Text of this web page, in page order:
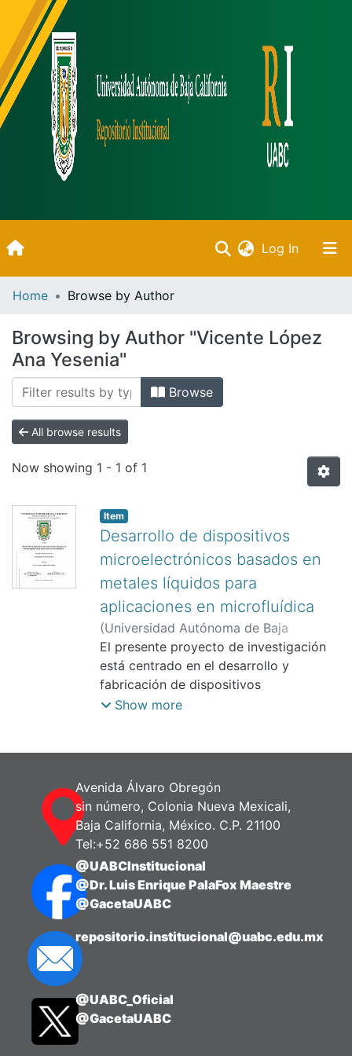
Log In(current)
Inicio
Bibliotecas
Home Browse by Author
Browsing by Author "Vicente López
Ana Yesenia"
Browse
All browse results
Now showing 1 - 1 of 1
Item
Desarrollo de dispositivos
microelectrónicos basados en
metales líquidos para
aplicaciones en microfluídica
(Universidad Autónoma de Baja
California., )Vicente López Ana
Yesenia;Arias León, Abraham;Pérez
Landeros, Oscar Manuel
El presente proyecto de investigación
está centrado en el desarrollo y
fabricación de dispositivos
microfluídicos basados en metales
lograr este propósito, se han
establecido 4 metodologías de
fabricación: la primera utiliza la
manufactura aditiva utilizando la
Líquido (LCD, por sus siglas en inglés
de: “Liquid Crystal Display”) para
obtener sistemas de microcanales
precisos y complejos en sustratos
rígidos y transparentes; la segunda
RemovinG Open Technology
(“ESCARGOT” por sus siglas en inglés)
Show more
Avenida Álvaro Obregón
sin número, Colonia Nueva Mexicali,
Baja California, México. C.P. 21100
Tel:+52 686 551 8200
@UABCInstitucional
@Dr. Luis Enrique PalaFox Maestre
@GacetaUABC
repositorio.institucional@uabc.edu.mx
@UABC_Oficial
@GacetaUABC